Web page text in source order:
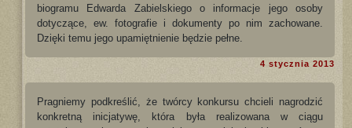
biogramu Edwarda Zabielskiego o informacje jego osoby
dotyczące, ew. fotografie i dokumenty po nim zachowane.
Dzięki temu jego upamiętnienie będzie pełne.
4 stycznia 2013
Pragniemy podkreślić, że twórcy konkursu chcieli nagrodzić
konkretną inicjatywę, która była realizowana w ciągu